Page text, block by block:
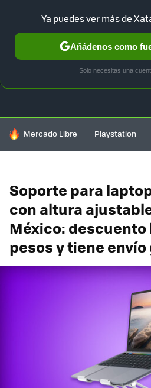
GUÍA DE COMPRAS
HOY SE HABLA DE
Mercado Libre Playstation
Soporte para
con altura
México: descuento
pesos y tiene
Ya puedes ver más de
Añádenos como
Solo necesitas una